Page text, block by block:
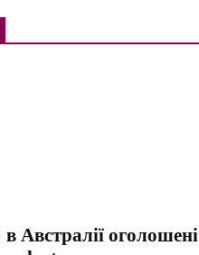
Австралії оголошені